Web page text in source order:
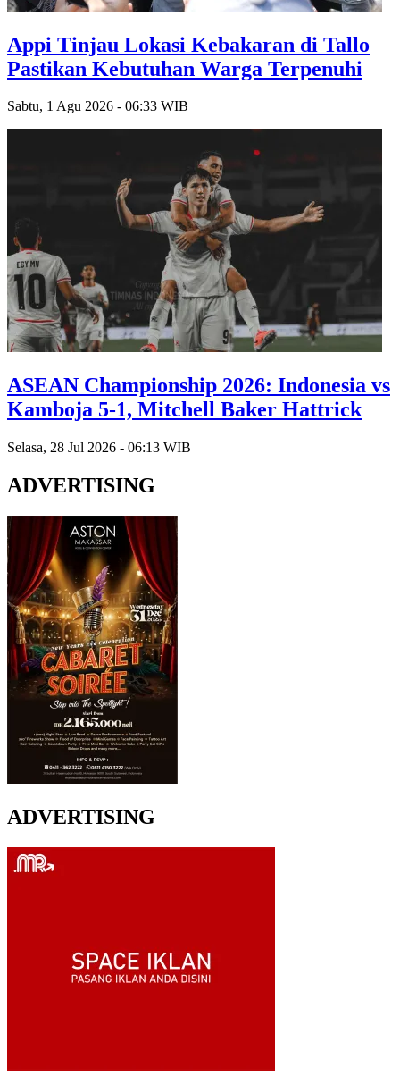
Appi Tinjau Lokasi Kebakaran di Tallo
Pastikan Kebutuhan Warga Terpenuhi
Sabtu, 1 Agu 2026 - 06:33 WIB
ASEAN Championship 2026: Indonesia vs
Kamboja 5-1, Mitchell Baker Hattrick
Selasa, 28 Jul 2026 - 06:13 WIB
ADVERTISING
ADVERTISING